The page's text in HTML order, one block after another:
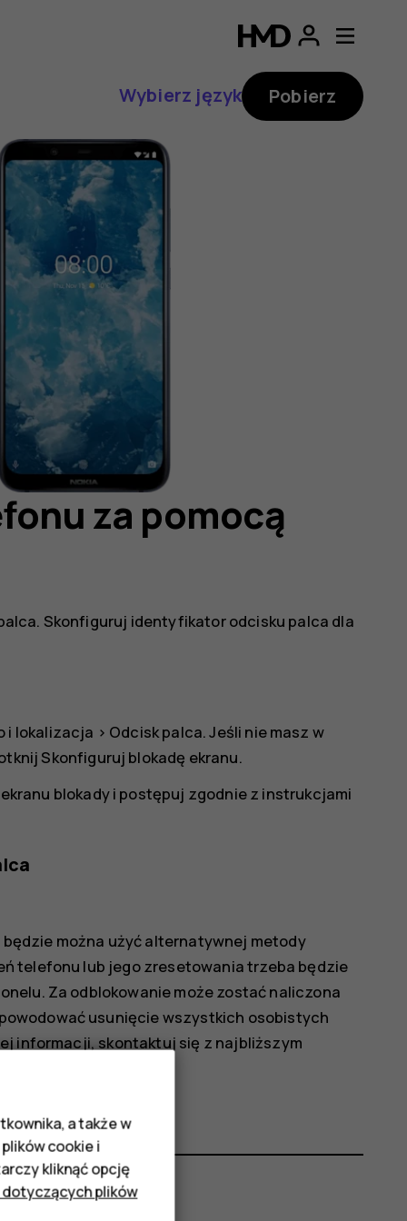
Wybierz język Pobierz
za pomocą
Skonfiguruj identyfikator odcisku palca dla
i lokalizacja > Odcisk palca. Jeśli nie masz w
Skonfiguruj blokadę ekranu.
blokady i postępuj zgodnie z instrukcjami
można użyć alternatywnej metody
telefonu lub jego zresetowania trzeba będzie
Za odblokowanie może zostać naliczona
usunięcie wszystkich osobistych
informacji, skontaktuj się z najbliższym
a także w
cookie i
kliknąć opcję
plików